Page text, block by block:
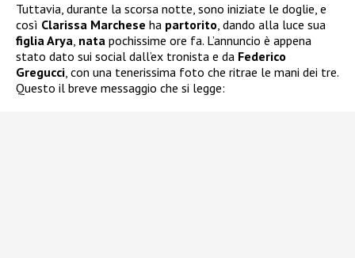
Tuttavia, durante la scorsa notte, sono iniziate le doglie, e
così Clarissa Marchese ha partorito, dando alla luce sua
figlia Arya, nata pochissime ore fa. L’annuncio è appena
stato dato sui social dall’ex tronista e da Federico
Gregucci, con una tenerissima foto che ritrae le mani dei tre.
Questo il breve messaggio che si legge: